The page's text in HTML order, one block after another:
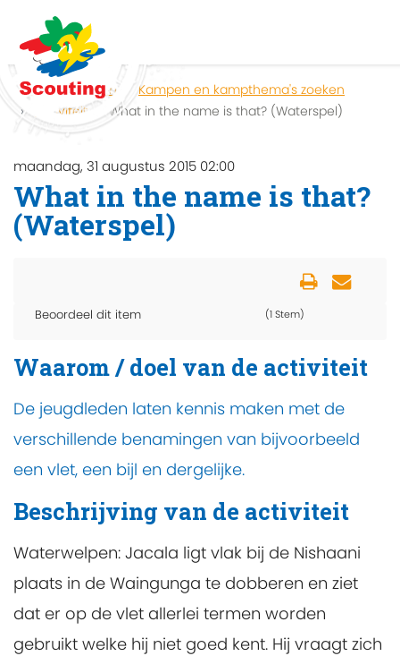
Home Zoeken
Kampen en kampthema's zoeken
Activiteit
What in the name is that? (Waterspel)
maandag, 31 augustus 2015 02:00
What in the name is that?
(Waterspel)
Beoordeel dit item (1 Stem)
Waarom / doel van de activiteit
De jeugdleden laten kennis maken met de
verschillende benamingen van bijvoorbeeld
een vlet, een bijl en dergelijke.
Beschrijving van de activiteit
Waterwelpen: Jacala ligt vlak bij de Nishaani
plaats in de Waingunga te dobberen en ziet
dat er op de vlet allerlei termen worden
gebruikt welke hij niet goed kent. Hij vraagt zich